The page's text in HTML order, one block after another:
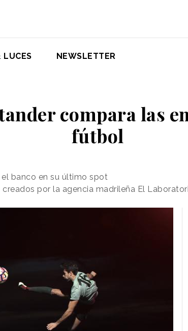
LUCES NEWSLETTER
compara las
fútbol
el banco en su último spot
por la agencia madrileña El